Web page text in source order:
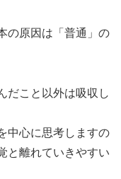
の原因は「普通」の
だこと以外は吸収し
中心に思考しますの
と離れていきやすい